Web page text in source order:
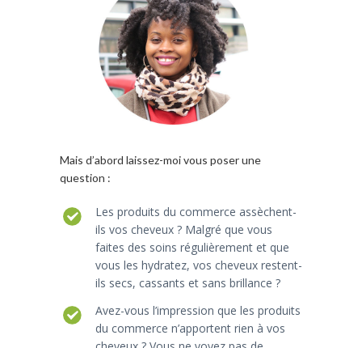
Mais d’abord laissez-moi vous poser une
question :
Les produits du commerce assèchent-
ils vos cheveux ? Malgré que vous
faites des soins régulièrement et que
vous les hydratez, vos cheveux restent-
ils secs, cassants et sans brillance ?
Avez-vous l’impression que les produits
du commerce n’apportent rien à vos